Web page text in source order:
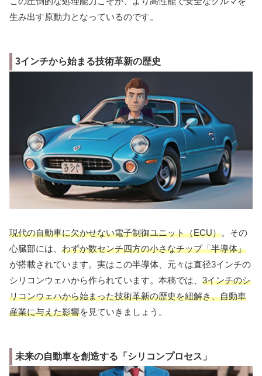
生み出す原動力となっているのです。
3インチから始まる技術革新の歴史
現代の自動車に欠かせない電子制御ユニット（ECU）。その
心臓部には、 わずか数センチ四方の小さなチップ「半導体」
が搭載されています。実はこの半導体、元々は直径3インチの
シリコンウェハから作られています。本稿では、 3インチのシ
リコンウェハから始まった技術革新の歴史を紐解き、自動車
産業に与えた影響を見ていきましょう。
未来の自動車を創造する「シリコンプロセス」